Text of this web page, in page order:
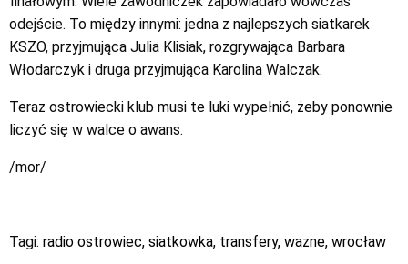
odejście. To między innymi: jedna z najlepszych siatkarek
KSZO, przyjmująca Julia Klisiak, rozgrywająca Barbara
Włodarczyk i druga przyjmująca Karolina Walczak.
Teraz ostrowiecki klub musi te luki wypełnić, żeby ponownie
liczyć się w walce o awans.
/mor/
Tagi: radio ostrowiec, siatkowka, transfery, wazne, wrocław